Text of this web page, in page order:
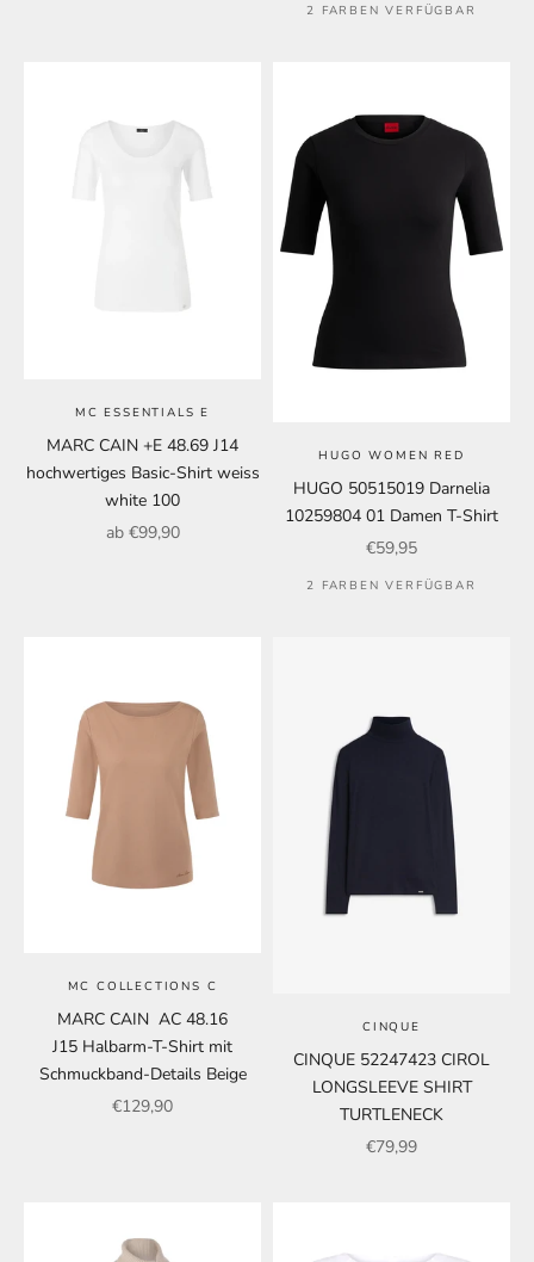
2 FARBEN VERFÜGBAR
MC ESSENTIALS E
MARC CAIN +E 48.69 J14
hochwertiges Basic-Shirt weiss
white 100
Angebot
ab €99,90
HUGO WOMEN RED
HUGO 50515019 Darnelia
10259804 01 Damen T-Shirt
Angebot
€59,95
2 FARBEN VERFÜGBAR
MC COLLECTIONS C
MARC CAIN AC 48.16
J15 Halbarm-T-Shirt mit
Schmuckband-Details Beige
Angebot
€129,90
CINQUE
CINQUE 52247423 CIROL
LONGSLEEVE SHIRT
TURTLENECK
Angebot
€79,99